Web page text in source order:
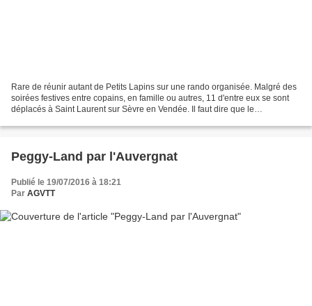
Rare de réunir autant de Petits Lapins sur une rando organisée. Malgré des
soirées festives entre copains, en famille ou autres, 11 d'entre eux se sont
déplacés à Saint Laurent sur Sèvre en Vendée. Il faut dire que le
Peggy-Land par l'Auvergnat
Publié le 19/07/2016 à 18:21
Par AGVTT